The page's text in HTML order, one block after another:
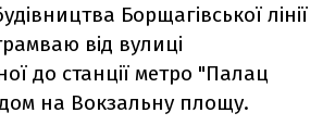
Борщагівської лінії
від вулиці
до станції метро "Палац
на Вокзальну площу.